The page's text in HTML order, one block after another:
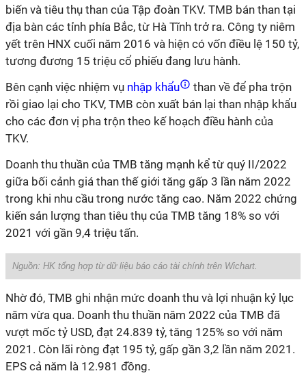
biến và tiêu thụ than của Tập đoàn TKV. TMB bán than tại
địa bàn các tỉnh phía Bắc, từ Hà Tĩnh trở ra. Công ty niêm
yết trên HNX cuối năm 2016 và hiện có vốn điều lệ 150 tỷ,
tương đương 15 triệu cổ phiếu đang lưu hành.
Bên cạnh việc nhiệm vụ nhập khẩu
than về để pha trộn
rồi giao lại cho TKV, TMB còn xuất bán lại than nhập khẩu
cho các đơn vị pha trộn theo kế hoạch điều hành của
TKV.
Doanh thu thuần của TMB tăng mạnh kể từ quý II/2022
giữa bối cảnh giá than thế giới tăng gấp 3 lần năm 2022
trong khi nhu cầu trong nước tăng cao. Năm 2022 chứng
kiến sản lượng than tiêu thụ của TMB tăng 18% so với
2021 với gần 9,4 triệu tấn.
Nguồn: HK tổng hợp từ dữ liệu báo cáo tài chính trên Wichart.
Nhờ đó, TMB ghi nhận mức doanh thu và lợi nhuận kỷ lục
năm vừa qua. Doanh thu thuần năm 2022 của TMB đã
vượt mốc tỷ USD, đạt 24.839 tỷ, tăng 125% so với năm
2021. Còn lãi ròng đạt 195 tỷ, gấp gần 3,2 lần năm 2021.
EPS cả năm là 12.981 đồng.